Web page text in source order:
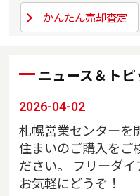
かんたん売却査定
ニュース＆トピ
2026-04-02
札幌営業センターを
住まいのご購入をご
ださい。 フリーダ
お気軽にどうぞ！